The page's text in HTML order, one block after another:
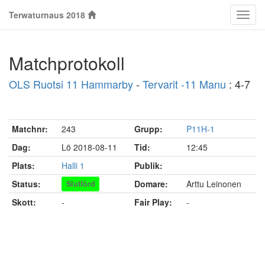
Terwaturnaus 2018
Matchprotokoll
OLS Ruotsi 11 Hammarby- Tervarit -11 Manu : 4-7
Matchnr: 243 Grupp:
P11H-1
Dag:
Lö 2018-08-11 Tid:
12:45
Plats:
Halli 1
Publik:
Status:
Slutförd Domare:
Arttu Leinonen
Skott:
- Fair Play: -